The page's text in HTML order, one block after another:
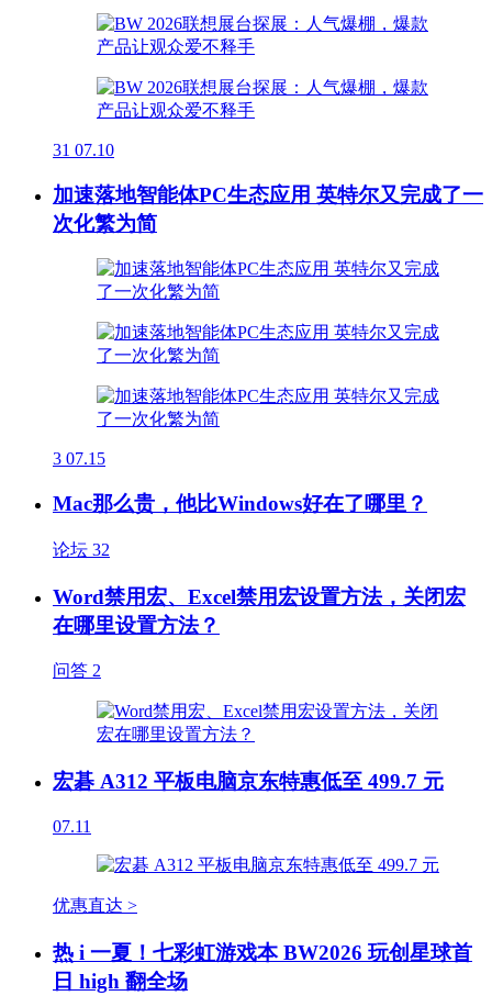
31 07.10
加速落地智能体PC生态应用 英特尔又完成了一
次化繁为简
3 07.15
Mac那么贵，他比Windows好在了哪里？
论坛 32
Word禁用宏、Excel禁用宏设置方法，关闭宏
在哪里设置方法？
问答 2
宏碁 A312 平板电脑京东特惠低至 499.7 元
07.11
优惠直达 >
热 i 一夏！七彩虹游戏本 BW2026 玩创星球首
日 high 翻全场